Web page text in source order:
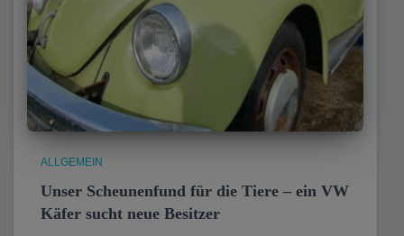
ALLGEMEIN
Unser Scheunenfund für die Tiere – ein VW
Käfer sucht neue Besitzer